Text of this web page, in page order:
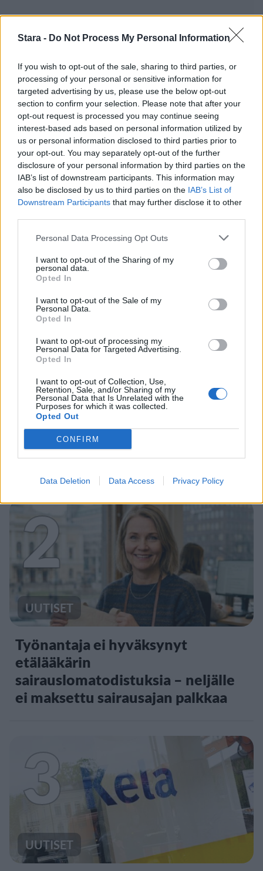
Stara - Do Not Process My Personal Information
If you wish to opt-out of the sale, sharing to third parties, or
processing of your personal or sensitive information for
targeted advertising by us, please use the below opt-out
section to confirm your selection. Please note that after your
opt-out request is processed you may continue seeing
interest-based ads based on personal information utilized by
us or personal information disclosed to third parties prior to
your opt-out. You may separately opt-out of the further
disclosure of your personal information by third parties on the
IAB’s list of downstream participants. This information may
also be disclosed by us to third parties on the IAB’s List of
Downstream Participants that may further disclose it to other
Personal Data Processing Opt Outs
I want to opt-out of the Sharing of my
personal data.
Opted In
I want to opt-out of the Sale of my
Personal Data.
Opted In
I want to opt-out of processing my
Personal Data for Targeted Advertising.
Opted In
I want to opt-out of Collection, Use,
Retention, Sale, and/or Sharing of my
Personal Data that Is Unrelated with the
Purposes for which it was collected.
Opted Out
CONFIRM
Data Deletion Data Access Privacy Policy
Staran luetuimmat
1
VIIHDEUUTISET
Alexander Stubb ja Aleksander
Barkov juhlivat Eppu Normaalia –
yksityiskohta herätti huomiota
2
UUTISET
Työnantaja ei hyväksynyt
etälääkärin
sairauslomatodistuksia – neljälle
ei maksettu sairausajan palkkaa
3
UUTISET